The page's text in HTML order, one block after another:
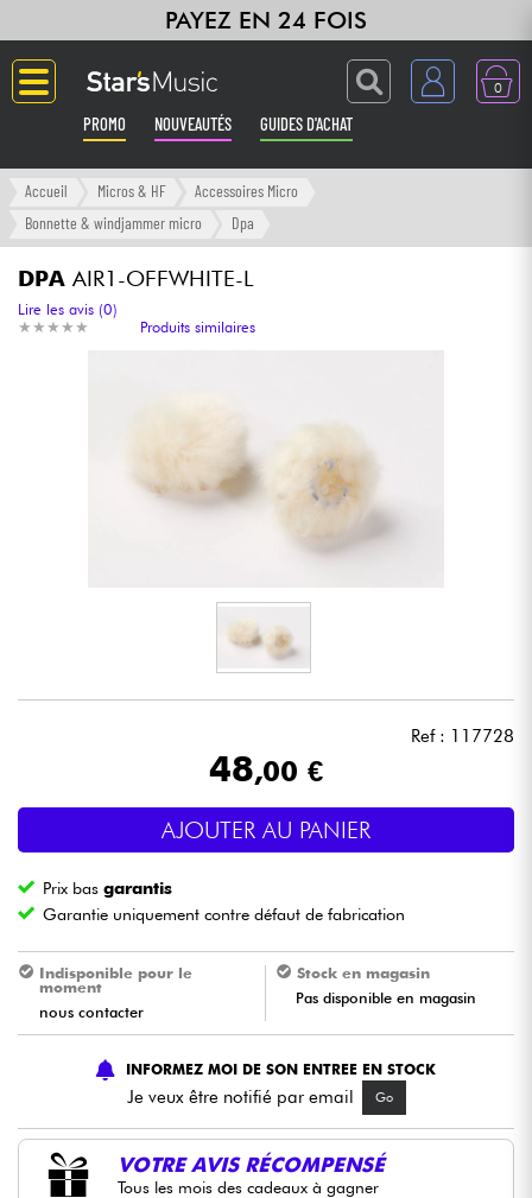
PAYEZ EN 24 FOIS
0
PROMO NOUVEAUTÉS GUIDES D'ACHAT
Langue
Amplis & Effets
Synthés & Sampleurs
Home Studio
Eclairage
Violons & Quatuor
Eveil Musical
Accueil Micros & HF
Accessoires Micro
Bonnette & windjammer micro
Dpa
DPA AIR1-OFFWHITE-L
★ ★ ★ ★ ★
★ ★ ★ ★ ★
Lire les avis (0)
Produits similaires
Ref : 117728
48,00 €
AJOUTER AU PANIER
Prix basgarantis
Garantie uniquement contre défaut de fabrication
Indisponible pour le
moment
nous contacter
Stock en magasin
Pas disponible en magasin
INFORMEZ MOI DE SON ENTREE EN STOCK
Je veux être notifié par email Go
VOTRE AVIS RÉCOMPENSÉ
Tous les mois des cadeaux à gagner